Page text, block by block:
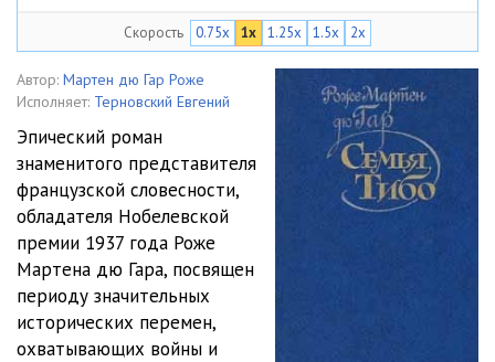
006
008 24:26
009 26:20
010
011
012
Скорость 0.75x 1x 1.25x 1.5x 2x
Автор: Мартен дю Гар Роже
Исполняет: Терновский Евгений
Эпический роман
знаменитого представителя
французской словесности,
обладателя Нобелевской
премии 1937 года Роже
Мартена дю Гара, посвящен
периоду значительных
исторических перемен,
охватывающих войны и